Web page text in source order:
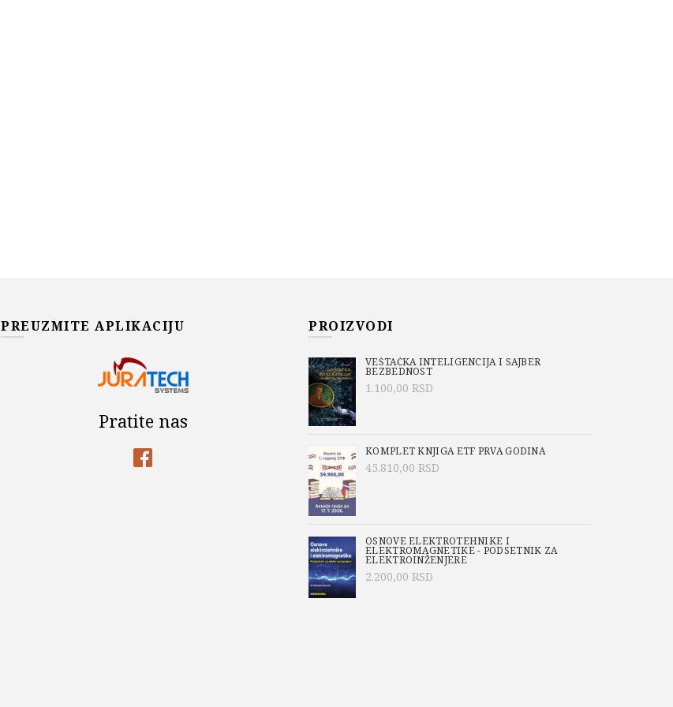
PREUZMITE APLIKACIJU
Pratite nas
PROIZVODI
VEŠTAČKA INTELIGENCIJA I SAJBER
BEZBEDNOST
1.100,00 RSD
KOMPLET KNJIGA ETF PRVA GODINA
45.810,00 RSD
OSNOVE ELEKTROTEHNIKE I
ELEKTROMAGNETIKE - PODSETNIK ZA
ELEKTROINŽENJERE
2.200,00 RSD